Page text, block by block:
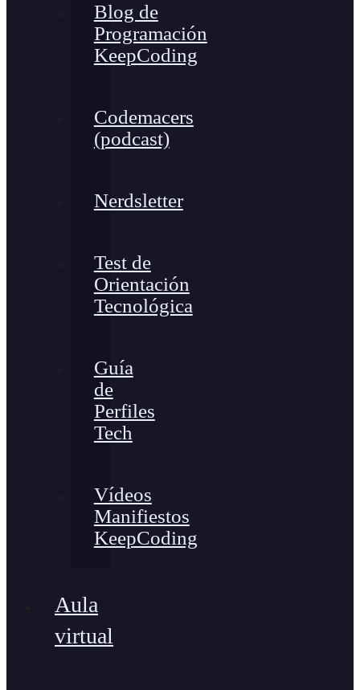
Blog de
Programación
KeepCoding
Codemacers
(podcast)
Nerdsletter
Test de
Orientación
Tecnológica
Guía
de
Perfiles
Tech
Vídeos
Manifiestos
KeepCoding
Aula
virtual